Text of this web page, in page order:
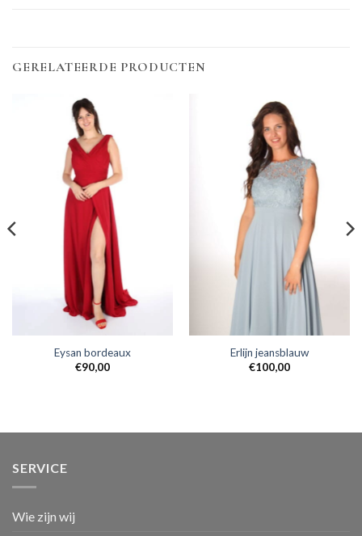
GERELATEERDE PRODUCTEN
Eysan bordeaux
€90,00
Erlijn jeansblauw
€100,00
SERVICE
Wie zijn wij